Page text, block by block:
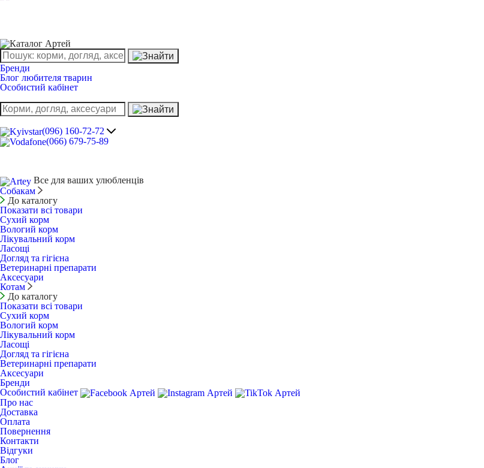
Бренди
Блог любителя тварин
Особистий кабінет
(096) 160-72-72
(066) 679-75-89
Все для ваших улюбленців
Собакам
До каталогу
Показати всі товари
Сухий корм
Вологий корм
Лікувальний корм
Ласощі
Догляд та гігієна
Ветеринарні препарати
Аксесуари
Котам
До каталогу
Показати всі товари
Сухий корм
Вологий корм
Лікувальний корм
Ласощі
Догляд та гігієна
Ветеринарні препарати
Аксесуари
Бренди
Особистий кабінет
Про нас
Доставка
Оплата
Повернення
Контакти
Відгуки
Блог